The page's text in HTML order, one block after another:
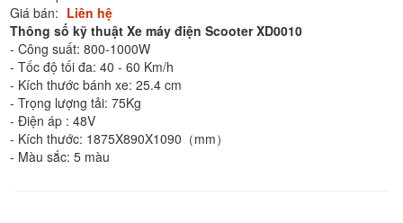
Giá bán: Liên hệ
Thông số kỹ thuật Xe máy điện Scooter XD0010
- Công suất: 800-1000W
- Tốc độ tối đa: 40 - 60 Km/h
- Kích thước bánh xe: 25.4 cm
- Trọng lượng tải: 75Kg
- Điện áp : 48V
- Kích thước: 1875X890X1090（mm）
- Màu sắc: 5 màu